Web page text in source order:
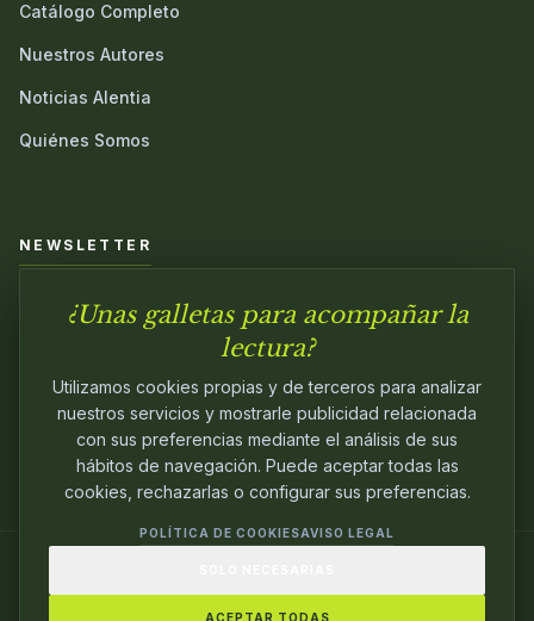
Catálogo Completo
Nuestros Autores
Noticias Alentia
Quiénes Somos
NEWSLETTER
Únete a nuestra comunidad y sé el primero en conocer las
PASIÓN.
¿Unas galletas para acompañar la
lectura?
Utilizamos cookies propias y de terceros para analizar
nuestros servicios y mostrarle publicidad relacionada
con sus preferencias mediante el análisis de sus
hábitos de navegación. Puede aceptar todas las
cookies, rechazarlas o configurar sus preferencias.
POLÍTICA DE COOKIESAVISO LEGAL
ACEPTAR TODAS